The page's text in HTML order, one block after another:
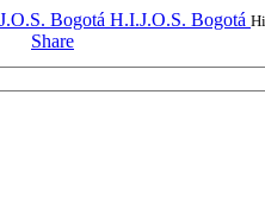
H.I.J.O.S. Bogotá
Share